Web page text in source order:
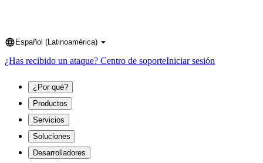
Language
Español (Latinoamérica)
¿Has recibido un ataque? Centro de soporteIniciar sesión
¿Por qué?
Productos
Servicios
Soluciones
Desarrolladores